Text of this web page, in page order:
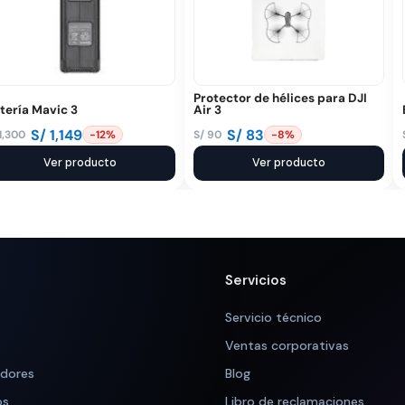
Mavic 3
S/1,149 -12%
Ver producto
Protector de hélices para DJI
Air 3
S/90
El
original
S/ 83
El
actual
-8%
Ver producto
Servicios
Servicio técnico
Ventas corporativas
Blog
Libro de reclamaciones